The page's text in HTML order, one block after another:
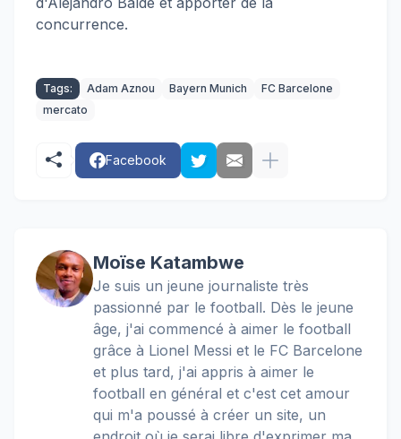
concurrence.
Tags: Adam Aznou Bayern Munich
FC Barcelone
mercato
Facebook
Moïse Katambwe
Je suis un jeune journaliste très
passionné par le football. Dès le jeune
âge, j'ai commencé à aimer le football
grâce à Lionel Messi et le FC Barcelone
et plus tard, j'ai appris à aimer le
football en général et c'est cet amour
qui m'a poussé à créer un site, un